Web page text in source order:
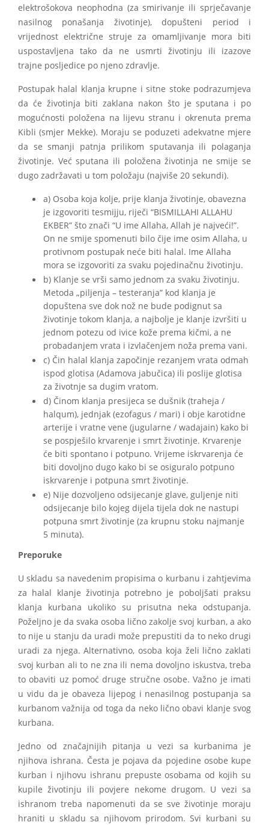
elektrošokova neophodna (za smirivanje ili sprječavanje
nasilnog ponašanja životinje), dopušteni period i
vrijednost električne struje za omamljivanje mora biti
uspostavljena tako da ne usmrti životinju ili izazove
trajne posljedice po njeno zdravlje.
Postupak halal klanja krupne i sitne stoke podrazumjeva
da će životinja biti zaklana nakon što je sputana i po
mogućnosti položena na lijevu stranu i okrenuta prema
Kibli (smjer Mekke). Moraju se poduzeti adekvatne mjere
da se smanji patnja prilikom sputavanja ili polaganja
životinje. Već sputana ili položena životinja ne smije se
dugo zadržavati u tom položaju (najviše 20 sekundi).
a) Osoba koja kolje, prije klanja životinje, obavezna
je izgovoriti tesmijju, riječi “BISMILLAHI ALLAHU
EKBER” što znači “U ime Allaha, Allah je najveći!”.
On ne smije spomenuti bilo čije ime osim Allaha, u
protivnom postupak neće biti halal. Ime Allaha
mora se izgovoriti za svaku pojedinačnu životinju.
b) Klanje se vrši samo jednom za svaku životinju.
Metoda „piljenja – testeranja” kod klanja je
dopuštena sve dok nož ne bude podignut sa
životinje tokom klanja, a najbolje je klanje izvršiti u
jednom potezu od ivice kože prema kičmi, a ne
probadanjem vrata i izvlačenjem noža prema vani.
c) Čin halal klanja započinje rezanjem vrata odmah
ispod glotisa (Adamova jabučica) ili poslije glotisa
za životnje sa dugim vratom.
d) Činom klanja presijeca se dušnik (traheja /
halqum), jednjak (ezofagus / mari) i obje karotidne
arterije i vratne vene (jugularne / wadajain) kako bi
se pospješilo krvarenje i smrt životinje. Krvarenje
će biti spontano i potpuno. Vrijeme iskrvarenja će
biti dovoljno dugo kako bi se osiguralo potpuno
iskrvarenje i potpuna smrt životinje.
e) Nije dozvoljeno odsijecanje glave, guljenje niti
odsijecanje bilo kojeg dijela tijela dok ne nastupi
potpuna smrt životinje (za krupnu stoku najmanje
5 minuta).
Preporuke
U skladu sa navedenim propisima o kurbanu i zahtjevima
za halal klanje životinja potrebno je poboljšati praksu
klanja kurbana ukoliko su prisutna neka odstupanja.
Poželjno je da svaka osoba lično zakolje svoj kurban, a ako
to nije u stanju da uradi može prepustiti da to neko drugi
uradi za njega. Alternativno, osoba koja želi lično zaklati
svoj kurban ali to ne zna ili nema dovoljno iskustva, treba
to obaviti uz pomoć druge stručne osobe. Važno je imati
u vidu da je obaveza lijepog i nenasilnog postupanja sa
kurbanom važnija od toga da neko lično obavi klanje svog
kurbana.
Jedno od značajnijih pitanja u vezi sa kurbanima je
njihova ishrana. Česta je pojava da pojedine osobe kupe
kurban i njihovu ishranu prepuste osobama od kojih su
kupile životinju ili povjere nekome drugom. U vezi sa
ishranom treba napomenuti da se sve životinje moraju
hraniti u skladu sa njihovom prirodom. Svi kurbani su